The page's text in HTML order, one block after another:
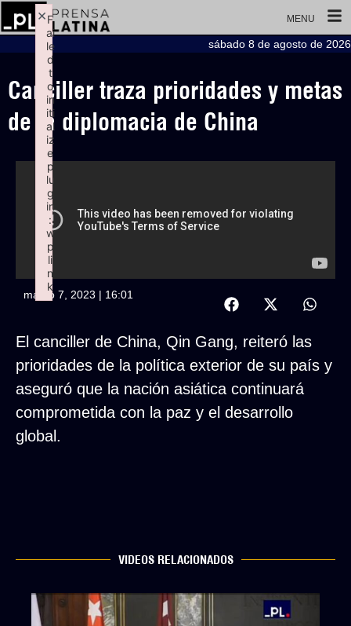
MENU
sábado 8 de agosto de 2026
Canciller traza prioridades y metas
de la diplomacia de China
marzo 7, 2023 | 16:01
El canciller de China, Qin Gang, reiteró las
prioridades de la política exterior de su país y
aseguró que la nación asiática continuará
comprometida con la paz y el desarrollo
global.
VIDEOS RELACIONADOS
F
ai
le
d
t
o
in
iti
al
iz
e
p
lu
g
in
:
w
p
li
n
k
×
Failed to initialize plugin: wplink